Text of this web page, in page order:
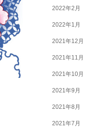
2022年2月
2022年1月
2021年12月
2021年11月
2021年10月
2021年9月
2021年8月
2021年7月